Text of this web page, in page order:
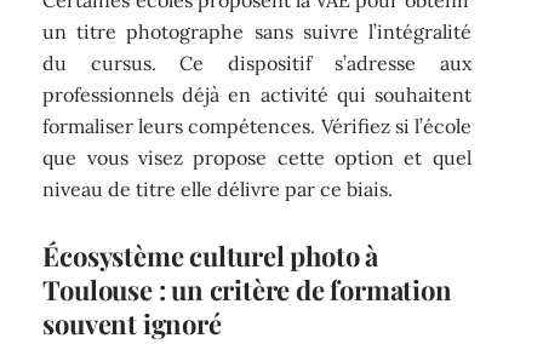
un titre photographe sans suivre l’intégralité
du cursus. Ce dispositif s’adresse aux
professionnels déjà en activité qui souhaitent
formaliser leurs compétences. Vérifiez si l’école
que vous visez propose cette option et quel
niveau de titre elle délivre par ce biais.
Écosystème culturel photo à
Toulouse : un critère de formation
souvent ignoré